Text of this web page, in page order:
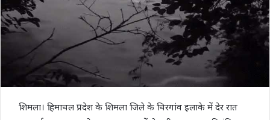
शिमला। हिमाचल प्रदेश के शिमला जिले के चिरगांव इलाके में देर रात